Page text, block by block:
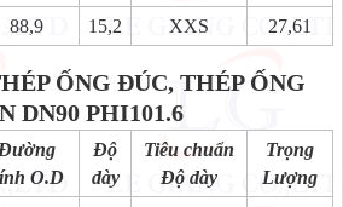
88,9 15,2 XXS 27,61
ỐNG ĐÚC, THÉP ỐNG
DN90 PHI101.6
O.D
Độ
dày
Tiêu chuẩn
Độ dày
Trọng
Lượng